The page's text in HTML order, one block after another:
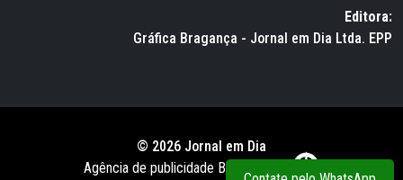
Editora:
Gráfica Bragança - Jornal em Dia Ltda. EPP
© 2026 Jornal em Dia
Agência de publicidade BWS RUSSO